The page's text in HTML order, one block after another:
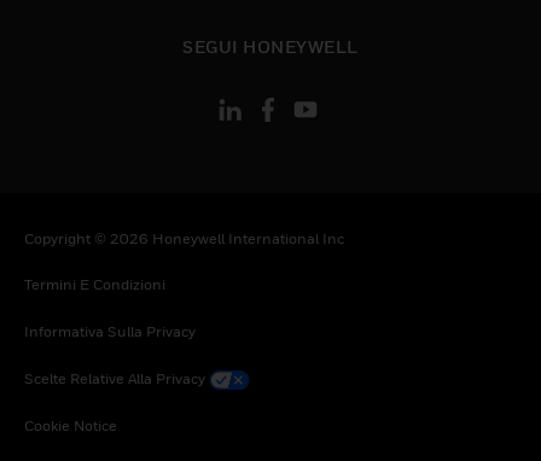
SEGUI HONEYWELL
Copyright © 2026 Honeywell International Inc
Termini E Condizioni
Informativa Sulla Privacy
Scelte Relative Alla Privacy
Cookie Notice